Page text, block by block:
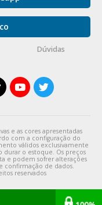
Dúvidas
e as cores apresentadas
com a configuração do
válidos exclusivamente
durar o estoque. Os preços
e podem sofrer alterações
confirmação de dados.
reservados